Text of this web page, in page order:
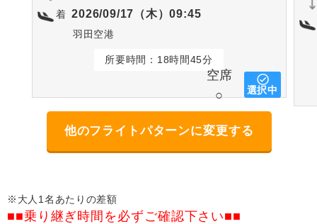
着 2026/09/17（木）09:45
羽田空港
所要時間：18時間45分
空席
○
選択中
他のフライトパターンに変更する
※大人1名あたりの差額
■■乗り継ぎ時間を必ずご確認下さい■■